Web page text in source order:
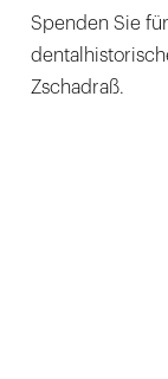
Spenden Sie
Zschadraß.